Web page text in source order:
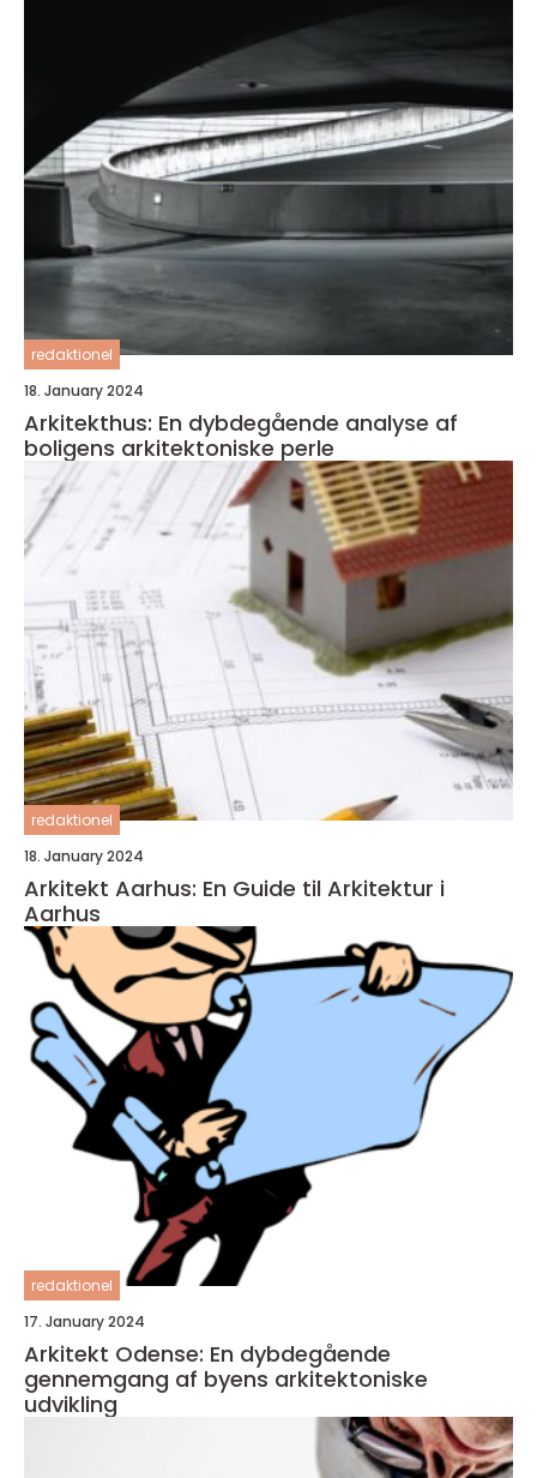
redaktionel
18. January 2024
Arkitekthus: En dybdegående analyse af
boligens arkitektoniske perle
redaktionel
18. January 2024
Arkitekt Aarhus: En Guide til Arkitektur i
Aarhus
redaktionel
17. January 2024
Arkitekt Odense: En dybdegående
gennemgang af byens arkitektoniske
udvikling